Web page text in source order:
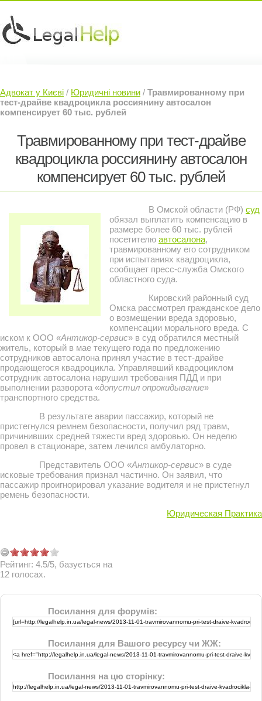
Судовий Адвокат »
Контакти »
Адвокат у Києві / Юридичні новини / Травмированному при
тест-драйве квадроцикла россиянину автосалон
компенсирует 60 тыс. рублей
Травмированному при тест-драйве
квадроцикла россиянину автосалон
компенсирует 60 тыс. рублей
В Омской области (РФ)суд
обязал выплатить компенсацию в
размере более 60 тыс. рублей
посетителю автосалона,
травмированному его сотрудником
при испытаниях квадроцикла,
сообщает пресс-служба Омского
областного суда.
Кировский районный суд
Омска рассмотрел гражданское дело
о возмещении вреда здоровью,
компенсации морального вреда. С
иском к ООО «Антикор-сервис» в суд обратился местный
житель, который в мае текущего года по предложению
сотрудников автосалона принял участие в тест-драйве
продающегося квадроцикла. Управлявший квадроциклом
сотрудник автосалона нарушил требования ПДД и при
выполнении разворота «допустил опрокидывание»
транспортного средства.
В результате аварии пассажир, который не
пристегнулся ремнем безопасности, получил ряд травм,
причинивших средней тяжести вред здоровью. Он неделю
провел в стационаре, затем лечился амбулаторно.
Представитель ООО «Антикор-сервис» в суде
исковые требования признал частично. Он заявил, что
пассажир проигнорировал указание водителя и не пристегнул
ремень безопасности.
Юридическая Практика
Рейтинг: 4.5/5, базується на
12 голосах.
Посилання для форумів:
Посилання для Вашого ресурсу чи ЖЖ:
Посилання на цю сторінку: